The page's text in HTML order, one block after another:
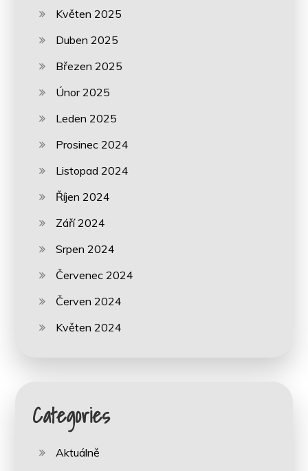
Květen 2025
Duben 2025
Březen 2025
Únor 2025
Leden 2025
Prosinec 2024
Listopad 2024
Říjen 2024
Září 2024
Srpen 2024
Červenec 2024
Červen 2024
Květen 2024
Categories
Aktuálně